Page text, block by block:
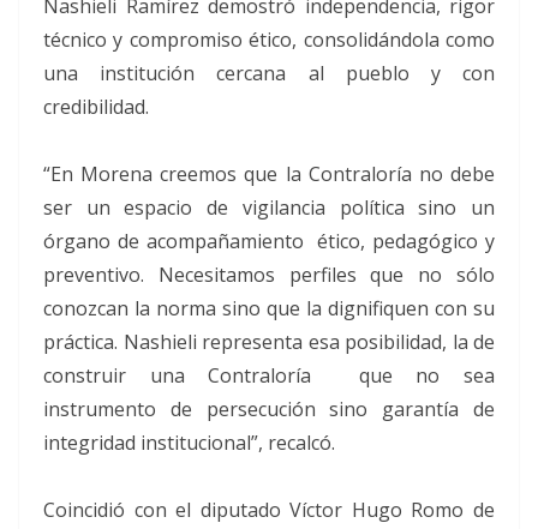
Nashieli Ramírez demostró independencia, rigor
técnico y compromiso ético, consolidándola como
una institución cercana al pueblo y con
credibilidad.
“En Morena creemos que la Contraloría no debe
ser un espacio de vigilancia política sino un
órgano de acompañamiento ético, pedagógico y
preventivo. Necesitamos perfiles que no sólo
conozcan la norma sino que la dignifiquen con su
práctica. Nashieli representa esa posibilidad, la de
construir una Contraloría que no sea
instrumento de persecución sino garantía de
integridad institucional”, recalcó.
Coincidió con el diputado Víctor Hugo Romo de